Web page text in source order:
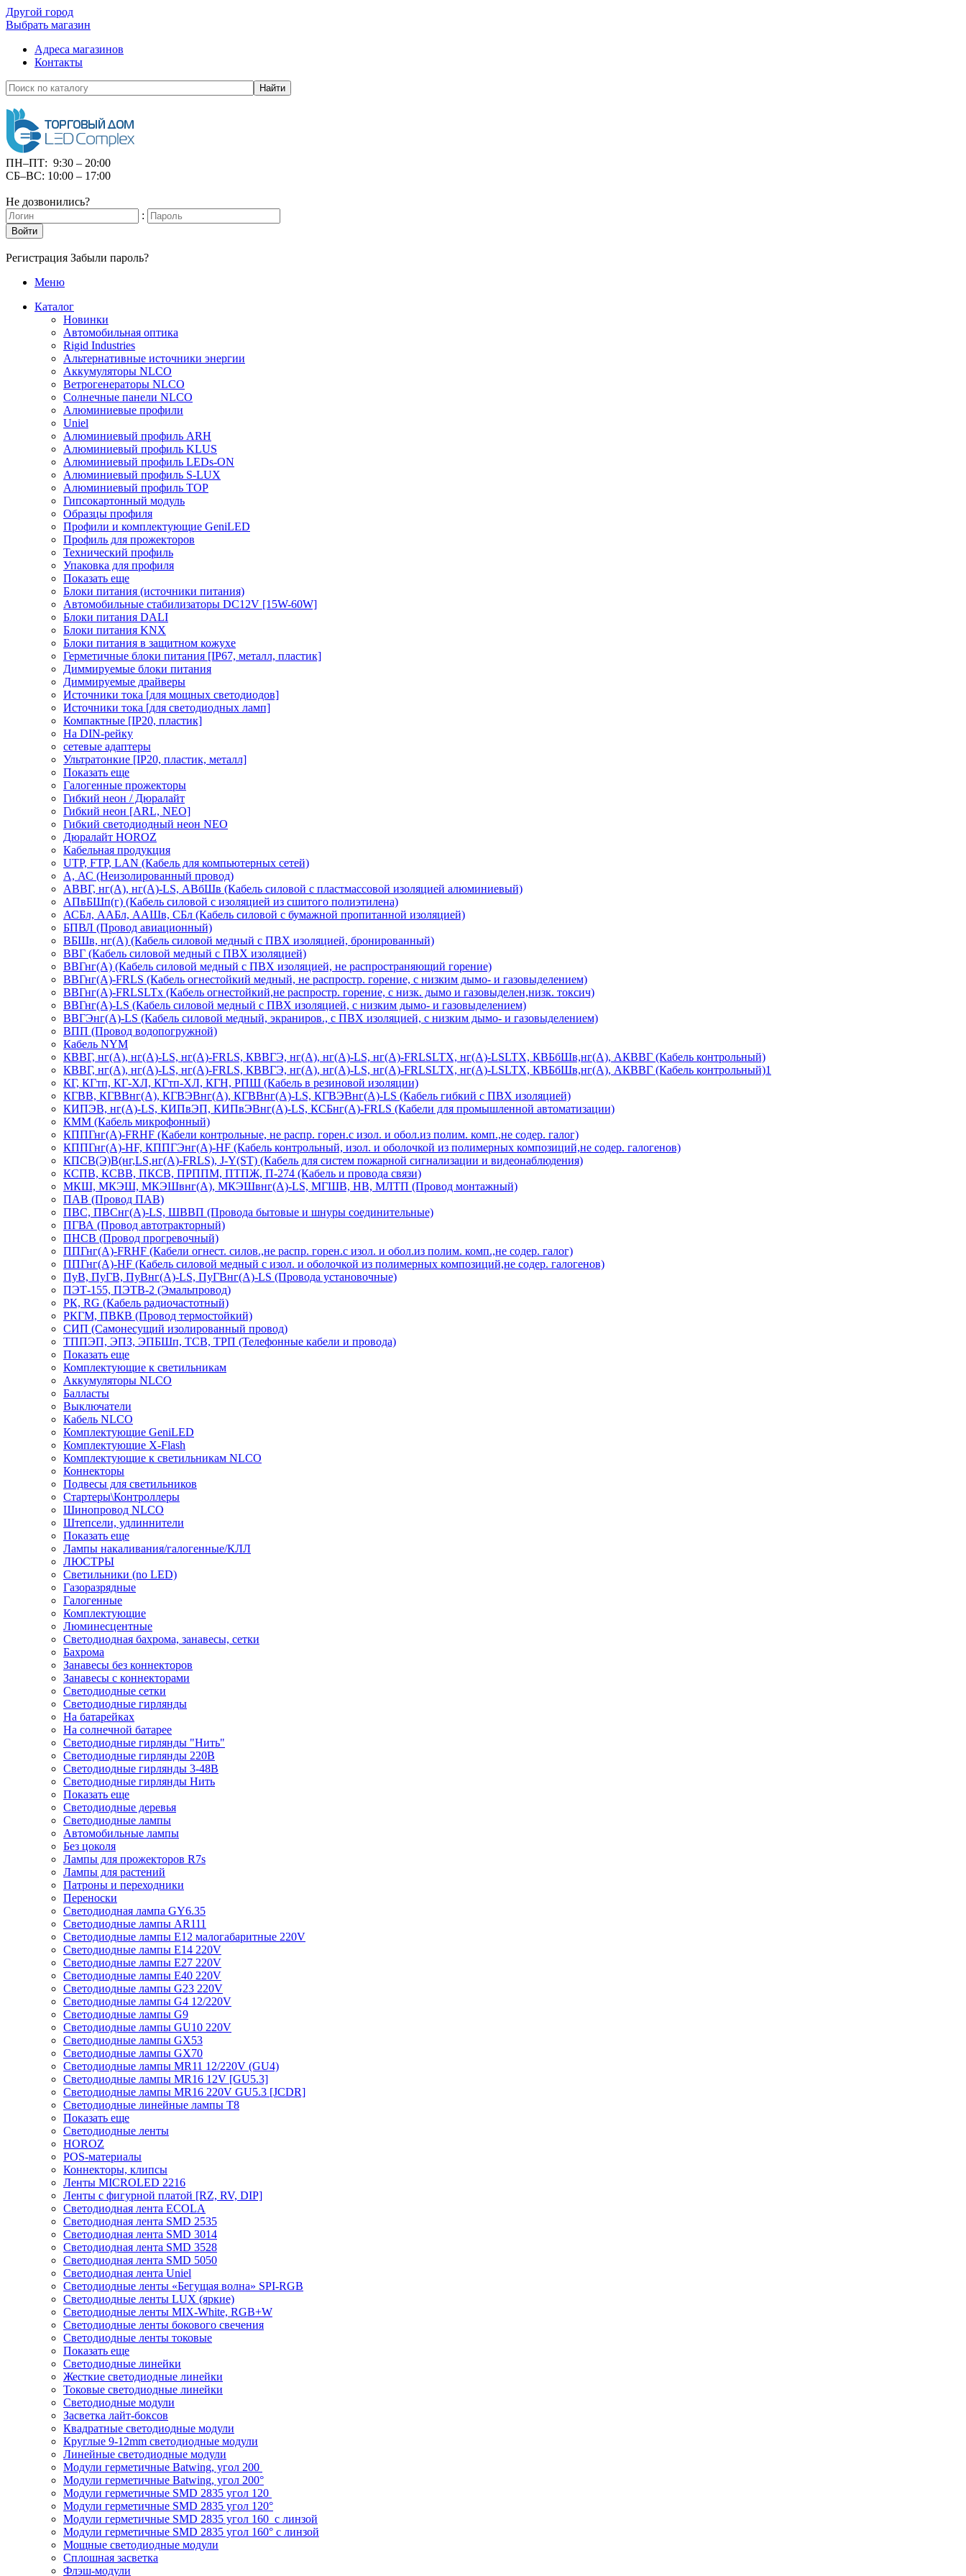
Другой город
Выбрать магазин
Адреса магазинов
Контакты
Найти
ПН–ПТ: 9:30 – 20:00
СБ–ВС: 10:00 – 17:00
Не дозвонились?
:
Войти
Регистрация Забыли пароль?
Меню
Каталог
Новинки
Автомобильная оптика
Rigid Industries
Альтернативные источники энергии
Аккумуляторы NLCO
Ветрогенераторы NLCO
Солнечные панели NLCO
Алюминиевые профили
Uniel
Алюминиевый профиль ARH
Алюминиевый профиль KLUS
Алюминиевый профиль LEDs-ON
Алюминиевый профиль S-LUX
Алюминиевый профиль TOP
Гипсокартонный модуль
Образцы профиля
Профили и комплектующие GeniLED
Профиль для прожекторов
Технический профиль
Упаковка для профиля
Показать еще
Блоки питания (источники питания)
Автомобильные стабилизаторы DC12V [15W-60W]
Блоки питания DALI
Блоки питания KNX
Блоки питания в защитном кожухе
Герметичные блоки питания [IP67, металл, пластик]
Диммируемые блоки питания
Диммируемые драйверы
Источники тока [для мощных светодиодов]
Источники тока [для светодиодных ламп]
Компактные [IP20, пластик]
На DIN-рейку
сетевые адаптеры
Ультратонкие [IP20, пластик, металл]
Показать еще
Галогенные прожекторы
Гибкий неон / Дюралайт
Гибкий неон [ARL, NEO]
Гибкий светодиодный неон NEO
Дюралайт HOROZ
Кабельная продукция
UTP, FTP, LAN (Кабель для компьютерных сетей)
А, АС (Неизолированный провод)
АВВГ, нг(А), нг(А)-LS, АВбШв (Кабель силовой с пластмассовой изоляцией алюминиевый)
АПвБШп(г) (Кабель силовой с изоляцией из сшитого полиэтилена)
АСБл, ААБл, ААШв, СБл (Кабель силовой с бумажной пропитанной изоляцией)
БПВЛ (Провод авиационный)
ВБШв, нг(А) (Кабель силовой медный с ПВХ изоляцией, бронированный)
ВВГ (Кабель силовой медный с ПВХ изоляцией)
ВВГнг(А) (Кабель силовой медный с ПВХ изоляцией, не распространяющий горение)
ВВГнг(А)-FRLS (Кабель огнестойкий медный, не распростр. горение, с низким дымо- и газовыделением)
ВВГнг(А)-FRLSLTx (Кабель огнестойкий,не распростр. горение, с низк. дымо и газовыделен,низк. токсич)
ВВГнг(А)-LS (Кабель силовой медный с ПВХ изоляцией, с низким дымо- и газовыделением)
ВВГЭнг(А)-LS (Кабель силовой медный, экраниров., с ПВХ изоляцией, с низким дымо- и газовыделением)
ВПП (Провод водопогружной)
Кабель NYM
КВВГ, нг(А), нг(А)-LS, нг(А)-FRLS, КВВГЭ, нг(А), нг(А)-LS, нг(А)-FRLSLTX, нг(А)-LSLTX, КВБбШв,нг(А), АКВВГ (Кабель контрольный)
КВВГ, нг(А), нг(А)-LS, нг(А)-FRLS, КВВГЭ, нг(А), нг(А)-LS, нг(А)-FRLSLTX, нг(А)-LSLTX, КВБбШв,нг(А), АКВВГ (Кабель контрольный)1
КГ, КГтп, КГ-ХЛ, КГтп-ХЛ, КГН, РПШ (Кабель в резиновой изоляции)
КГВВ, КГВВнг(А), КГВЭВнг(А), КГВВнг(А)-LS, КГВЭВнг(А)-LS (Кабель гибкий с ПВХ изоляцией)
КИПЭВ, нг(А)-LS, КИПвЭП, КИПвЭВнг(А)-LS, КСБнг(А)-FRLS (Кабели для промышленной автоматизации)
КММ (Кабель микрофонный)
КППГнг(А)-FRHF (Кабели контрольные, не распр. горен.с изол. и обол.из полим. комп.,не содер. галог)
КППГнг(А)-HF, КППГЭнг(А)-HF (Кабель контрольный, изол. и оболочкой из полимерных композиций,не содер. галогенов)
КПСВ(Э)В(нг,LS,нг(А)-FRLS), J-Y(ST) (Кабель для систем пожарной сигнализации и видеонаблюдения)
КСПВ, КСВВ, ПКСВ, ПРППМ, ПТПЖ, П-274 (Кабель и провода связи)
МКШ, МКЭШ, МКЭШвнг(А), МКЭШвнг(А)-LS, МГШВ, НВ, МЛТП (Провод монтажный)
ПАВ (Провод ПАВ)
ПВС, ПВСнг(А)-LS, ШВВП (Провода бытовые и шнуры соединительные)
ПГВА (Провод автотракторный)
ПНСВ (Провод прогревочный)
ППГнг(А)-FRHF (Кабели огнест. силов.,не распр. горен.с изол. и обол.из полим. комп.,не содер. галог)
ППГнг(А)-HF (Кабель силовой медный с изол. и оболочкой из полимерных композиций,не содер. галогенов)
ПуВ, ПуГВ, ПуВнг(А)-LS, ПуГВнг(А)-LS (Провода установочные)
ПЭТ-155, ПЭТВ-2 (Эмальпровод)
РК, RG (Кабель радиочастотный)
РКГМ, ПВКВ (Провод термостойкий)
СИП (Самонесущий изолированный провод)
ТППЭП, ЭПЗ, ЭПБШп, ТСВ, ТРП (Телефонные кабели и провода)
Показать еще
Комплектующие к светильникам
Аккумуляторы NLCO
Балласты
Выключатели
Кабель NLCO
Комплектующие GeniLED
Комплектующие X-Flash
Комплектующие к светильникам NLCO
Коннекторы
Подвесы для светильников
Стартеры\Контроллеры
Шинопровод NLCO
Штепсели, удлиннители
Показать еще
Лампы накаливания/галогенные/КЛЛ
ЛЮСТРЫ
Светильники (no LED)
Газоразрядные
Галогенные
Комплектующие
Люминесцентные
Светодиодная бахрома, занавесы, сетки
Бахрома
Занавесы без коннекторов
Занавесы с коннекторами
Светодиодные сетки
Светодиодные гирлянды
На батарейках
На солнечной батарее
Светодиодные гирлянды "Нить"
Светодиодные гирлянды 220В
Светодиодные гирлянды 3-48В
Светодиодные гирлянды Нить
Показать еще
Светодиодные деревья
Светодиодные лампы
Автомобильные лампы
Без цоколя
Лампы для прожекторов R7s
Лампы для растений
Патроны и переходники
Переноски
Светодиодная лампа GY6.35
Светодиодные лампы AR111
Светодиодные лампы E12 малогабаритные 220V
Светодиодные лампы E14 220V
Светодиодные лампы E27 220V
Светодиодные лампы E40 220V
Светодиодные лампы G23 220V
Светодиодные лампы G4 12/220V
Светодиодные лампы G9
Светодиодные лампы GU10 220V
Светодиодные лампы GX53
Светодиодные лампы GX70
Светодиодные лампы MR11 12/220V (GU4)
Светодиодные лампы MR16 12V [GU5.3]
Светодиодные лампы MR16 220V GU5.3 [JCDR]
Светодиодные линейные лампы T8
Показать еще
Светодиодные ленты
HOROZ
POS-материалы
Коннекторы, клипсы
Ленты MICROLED 2216
Ленты с фигурной платой [RZ, RV, DIP]
Светодиодная лента ECOLA
Светодиодная лента SMD 2535
Светодиодная лента SMD 3014
Светодиодная лента SMD 3528
Светодиодная лента SMD 5050
Светодиодная лента Uniel
Светодиодные ленты «Бегущая волна» SPI-RGB
Светодиодные ленты LUX (яркие)
Светодиодные ленты MIX-White, RGB+W
Светодиодные ленты бокового свечения
Светодиодные ленты токовые
Показать еще
Светодиодные линейки
Жесткие светодиодные линейки
Токовые светодиодные линейки
Светодиодные модули
Засветка лайт-боксов
Квадратные светодиодные модули
Круглые 9-12mm светодиодные модули
Линейные светодиодные модули
Модули герметичные Batwing, угол 200
Модули герметичные Batwing, угол 200°
Модули герметичные SMD 2835 угол 120
Модули герметичные SMD 2835 угол 120°
Модули герметичные SMD 2835 угол 160 с линзой
Модули герметичные SMD 2835 угол 160° с линзой
Мощные светодиодные модули
Сплошная засветка
Флэш-модули